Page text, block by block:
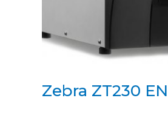
Zebra ZT230 EN